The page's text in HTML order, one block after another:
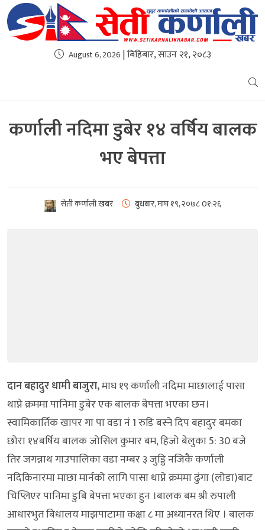
August 6, 2026 | बिहिबार, साउन २१, २०८३
कर्णाली नदिमा डुबेर १४ वर्षिय बालक
भए बेपत्ता
सेती कर्णाली खबर बुधबार, माघ १९, २०७८0१:२६
दान बहादुर धामी बाजुरा,माघ १९ कर्णाली नदिमा माछालाई पासा
थाप्ने क्रममा पानिमा डुबेर एक बालक बेपत्ता भएका छन।
स्वामिकार्तिक खापर गा पा वडा नं 1 रुडि बस्ने दिप बहादुर बमका
छोरा १४बर्षिय बालक जोसिल कुमार बम, हिजो बेलुका 5: 30 बजे
तिर जगन्नाथ गाउपालिका वडा नम्बर ३ जुड्डि नजिकै कर्णाली
नदिकिनारमा माछा मार्नको लागि पासा थाप्ने क्रममा ढुंगा (लोडा)बाट
चिप्लिएर पानिमा डुबि बेपत्ता भएका हुन ।बालक बम श्री रुपाली
आधारभुत बिधालय माझपाटामा कक्षा ८ मा अध्यानरत थिए । बालक